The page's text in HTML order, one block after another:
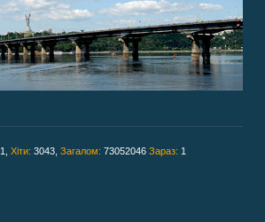
Хіти: 3043, Загалом: 73052046 Зараз: 1